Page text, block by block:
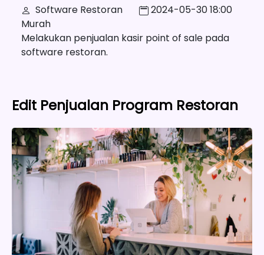
Software Restoran
Murah
2024-05-30 18:00
Melakukan penjualan kasir point of sale pada
software restoran.
Edit Penjualan Program Restoran